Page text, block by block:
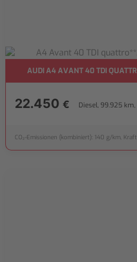
AUDI A4 AVANT 40 TDI
22.450 € Diesel, 99.925 km,
CO₂-Emissionen (kombiniert): 140 g/km,